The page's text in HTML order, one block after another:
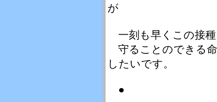
が
一刻も早くこの接
守ることのできる
したいです。
●